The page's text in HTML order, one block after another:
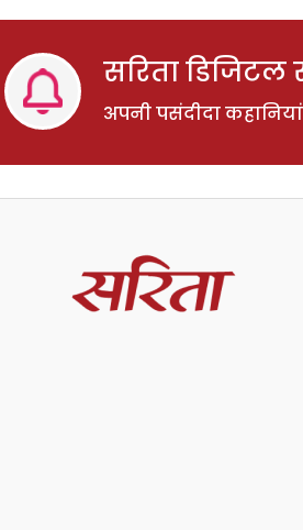
सरिता डिजिटल
अपनी पसंदीदा